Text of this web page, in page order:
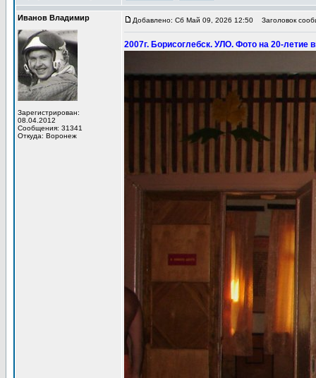
Иванов Владимир
Зарегистрирован:
08.04.2012
Сообщения: 31341
Откуда: Воронеж
Добавлено: Сб Май 09, 2026 12:50 Заголовок
2007г. Борисоглебск. УЛО. Фото на 20-летие